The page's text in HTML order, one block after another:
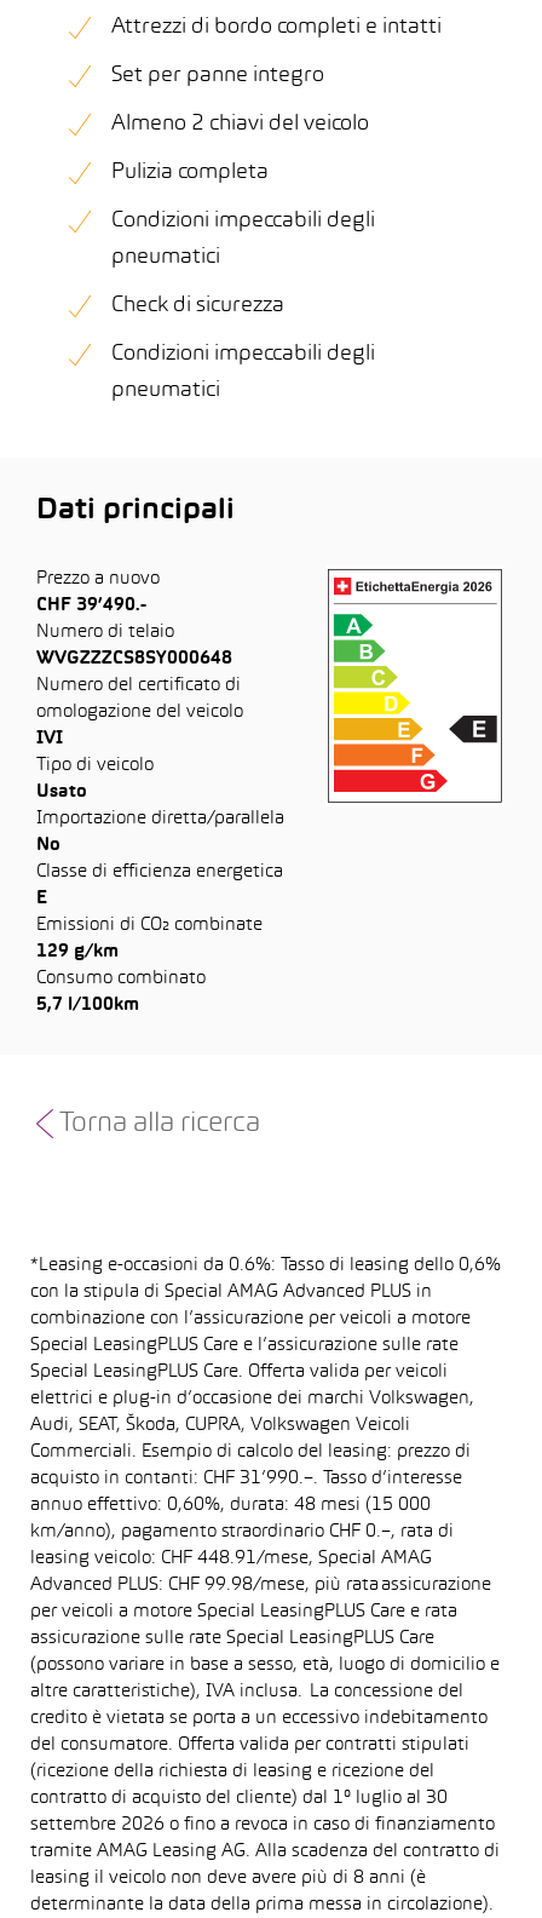
Attrezzi di bordo completi e intatti
Set per panne integro
Almeno 2 chiavi del veicolo
Pulizia completa
Condizioni impeccabili degli
pneumatici
Check di sicurezza
Condizioni impeccabili degli
pneumatici
Dati principali
Prezzo a nuovo
CHF 39’490.-
Numero di telaio
WVGZZZCS8SY000648
Numero del certificato di
omologazione del veicolo
IVI
Tipo di veicolo
Usato
Importazione diretta/parallela
No
Classe di efficienza energetica
E
Emissioni di CO₂ combinate
129 g/km
Consumo combinato
5,7 l/100km
Torna alla ricerca
*Leasing e-occasioni da 0.6%: Tasso di leasing dello 0,6%
con la stipula di Special AMAG Advanced PLUS in
combinazione con l’assicurazione per veicoli a motore
Special LeasingPLUS Care e l’assicurazione sulle rate
Special LeasingPLUS Care. Offerta valida per veicoli
elettrici e plug-in d’occasione dei marchi Volkswagen,
Audi, SEAT, Škoda, CUPRA, Volkswagen Veicoli
Commerciali. Esempio di calcolo del leasing: prezzo di
acquisto in contanti: CHF 31’990.–. Tasso d’interesse
annuo effettivo: 0,60%, durata: 48 mesi (15 000
km/anno), pagamento straordinario CHF 0.–, rata di
leasing veicolo: CHF 448.91/mese, Special AMAG
Advanced PLUS: CHF 99.98/mese, più rata assicurazione
per veicoli a motore Special LeasingPLUS Care e rata
assicurazione sulle rate Special LeasingPLUS Care
(possono variare in base a sesso, età, luogo di domicilio e
altre caratteristiche), IVA inclusa. La concessione del
credito è vietata se porta a un eccessivo indebitamento
del consumatore. Offerta valida per contratti stipulati
(ricezione della richiesta di leasing e ricezione del
contratto di acquisto del cliente) dal 1° luglio al 30
settembre 2026 o fino a revoca in caso di finanziamento
tramite AMAG Leasing AG. Alla scadenza del contratto di
leasing il veicolo non deve avere più di 8 anni (è
determinante la data della prima messa in circolazione).